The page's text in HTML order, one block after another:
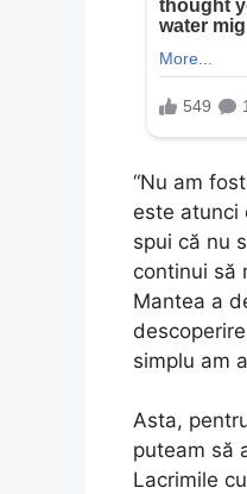
“Nu am
este atunci
spui că nu
continui să
Mantea a
simplu am
Asta,
puteam să
Lacrimile